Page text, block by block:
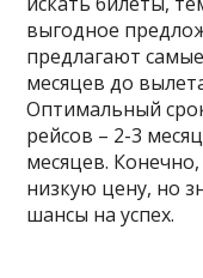
выгодное
предлагают
месяцев до
Оптимальный
рейсов – 2-3
месяцев.
низкую цену, но
шансы на успех.